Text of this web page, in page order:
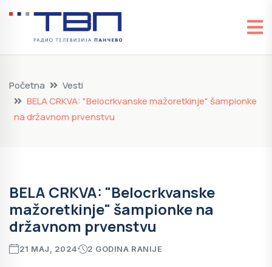
Početna
Vesti
BELA CRKVA: "Belocrkvanske mažoretkinje" šampionke
na državnom prvenstvu
BELA CRKVA: "Belocrkvanske
mažoretkinje" šampionke na
državnom prvenstvu
21 MAJ, 2024 2 GODINA RANIJE